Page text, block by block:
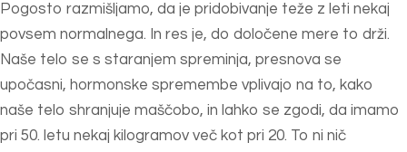
Pogosto razmišljamo, da je pridobivanje teže z leti nekaj
povsem normalnega. In res je, do določene mere to drži.
Naše telo se s staranjem spreminja, presnova se
upočasni, hormonske spremembe vplivajo na to, kako
naše telo shranjuje maščobo, in lahko se zgodi, da imamo
pri 50. letu nekaj kilogramov več kot pri 20. To ni nič